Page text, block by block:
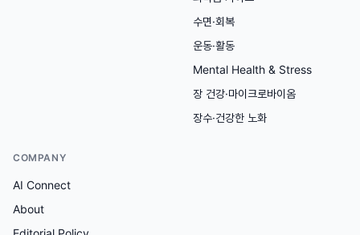
수면·회복
운동·활동
Mental Health & Stress
장 건강·마이크로바이옴
장수·건강한 노화
COMPANY
AI Connect
About